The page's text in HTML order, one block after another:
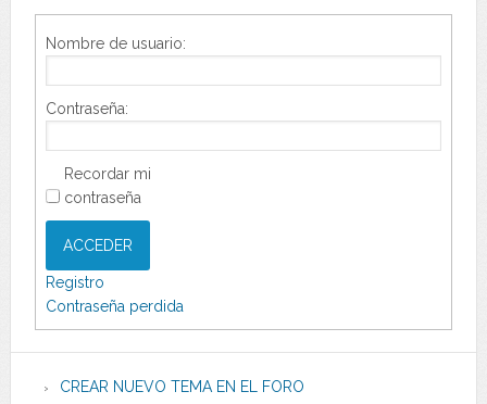
Nombre de usuario:
Contraseña:
Recordar mi
contraseña
ACCEDER
Registro
Contraseña perdida
CREAR NUEVO TEMA EN EL FORO